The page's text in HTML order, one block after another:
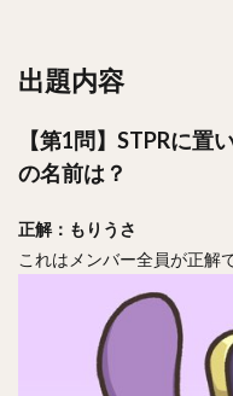
出題内容
【第1問】STPRに
の名前は？
正解：もりうさ
これはメンバー全員が正解